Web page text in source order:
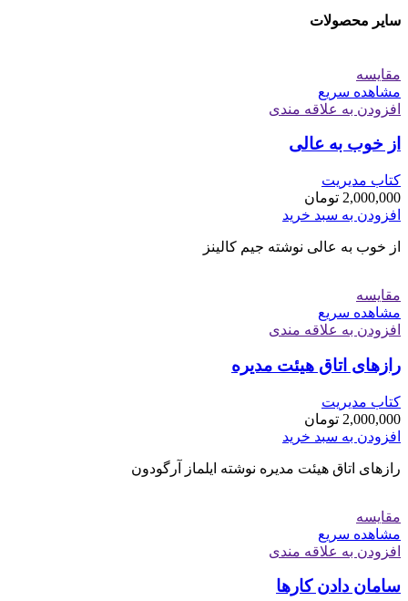
سایر محصولات
مقایسه
مشاهده سریع
افزودن به علاقه مندی
از خوب به عالی
کتاب مدیریت
2,000,000 تومان
افزودن به سبد خرید
از خوب به عالی نوشته جیم کالینز
مقایسه
مشاهده سریع
افزودن به علاقه مندی
رازهای اتاق هیئت مدیره
کتاب مدیریت
2,000,000 تومان
افزودن به سبد خرید
رازهای اتاق هیئت مدیره نوشته ایلماز آرگودون
مقایسه
مشاهده سریع
افزودن به علاقه مندی
سامان دادن کارها